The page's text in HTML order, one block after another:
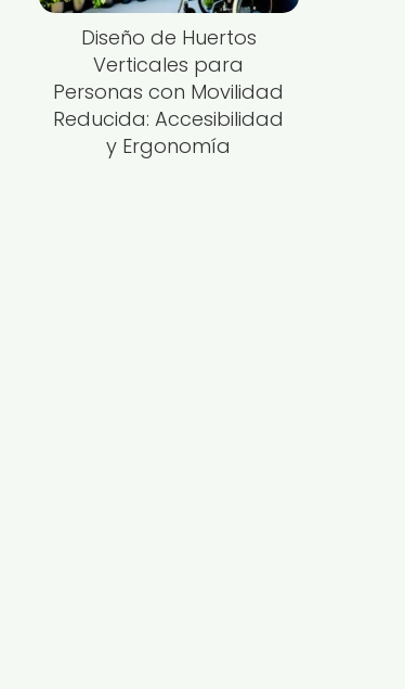
Diseño de Huertos
Verticales para
Personas con Movilidad
Reducida: Accesibilidad
y Ergonomía